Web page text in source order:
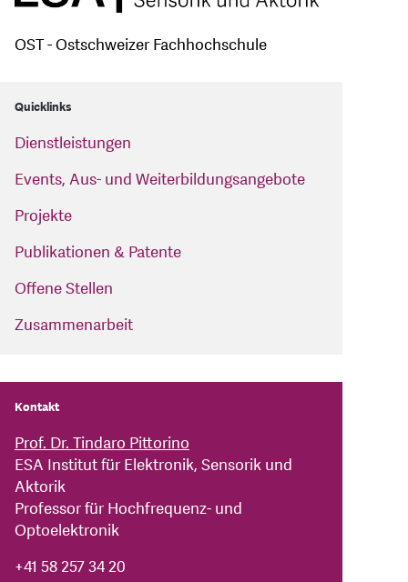
OST - Ostschweizer Fachhochschule
Quicklinks
Dienstleistungen
Events, Aus- und Weiterbildungsangebote
Projekte
Publikationen & Patente
Offene Stellen
Zusammenarbeit
Kontakt
Prof. Dr. Tindaro Pittorino
ESA Institut für Elektronik, Sensorik und
Aktorik
Professor für Hochfrequenz- und
Optoelektronik
+41 58 257 34 20